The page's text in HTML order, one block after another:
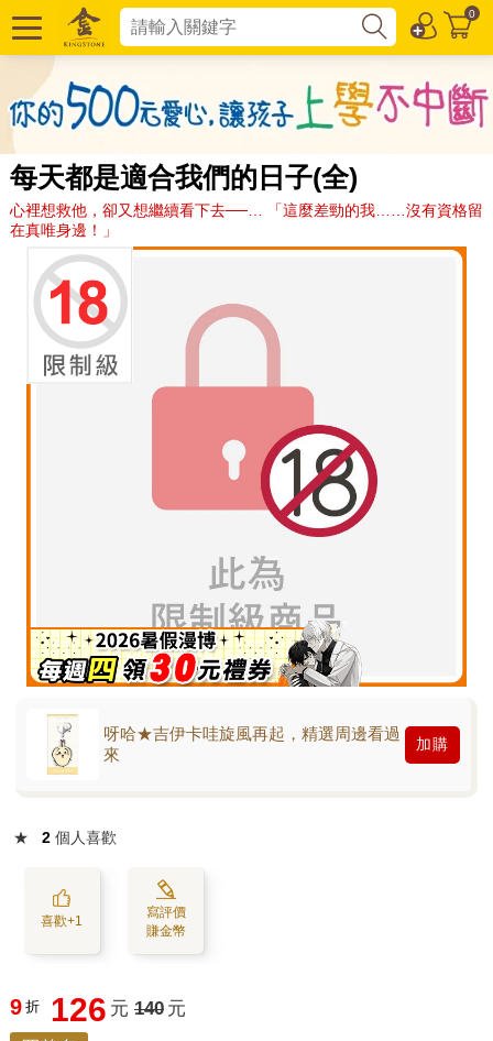
0
每天都是適合我們的日子(全)
心裡想救他，卻又想繼續看下去──… 「這麼差勁的我……沒有資格留
在真唯身邊！」
呀哈★吉伊卡哇旋風再起，精選周邊看過
來
加購
★ 2 個人喜歡
喜歡+1
寫評價
賺金幣
9 折 126 元 140 元